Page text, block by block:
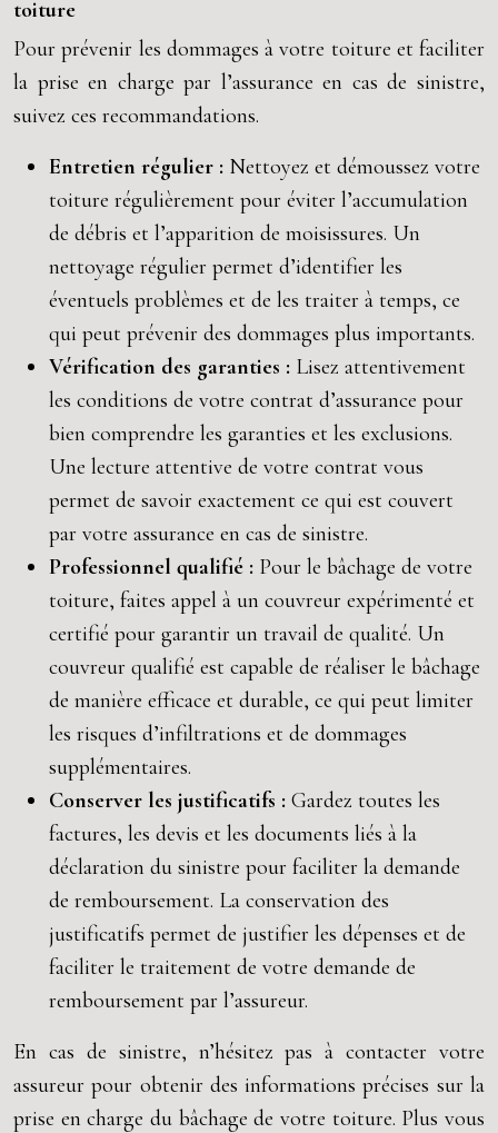
toiture
Pour prévenir les dommages à votre toiture et faciliter
la prise en charge par l’assurance en cas de sinistre,
suivez ces recommandations.
Entretien régulier : Nettoyez et démoussez votre
toiture régulièrement pour éviter l’accumulation
de débris et l’apparition de moisissures. Un
nettoyage régulier permet d’identifier les
éventuels problèmes et de les traiter à temps, ce
qui peut prévenir des dommages plus importants.
Vérification des garanties : Lisez attentivement
les conditions de votre contrat d’assurance pour
bien comprendre les garanties et les exclusions.
Une lecture attentive de votre contrat vous
permet de savoir exactement ce qui est couvert
par votre assurance en cas de sinistre.
Professionnel qualifié : Pour le bâchage de votre
toiture, faites appel à un couvreur expérimenté et
certifié pour garantir un travail de qualité. Un
couvreur qualifié est capable de réaliser le bâchage
de manière efficace et durable, ce qui peut limiter
les risques d’infiltrations et de dommages
supplémentaires.
Conserver les justificatifs : Gardez toutes les
factures, les devis et les documents liés à la
déclaration du sinistre pour faciliter la demande
de remboursement. La conservation des
justificatifs permet de justifier les dépenses et de
faciliter le traitement de votre demande de
remboursement par l’assureur.
En cas de sinistre, n’hésitez pas à contacter votre
assureur pour obtenir des informations précises sur la
prise en charge du bâchage de votre toiture. Plus vous